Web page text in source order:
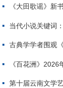
《大田歌谣》新
当代小说关键词
古典学学者围观《奥德赛》：
《百花洲》2026年第4
第十届云南文学